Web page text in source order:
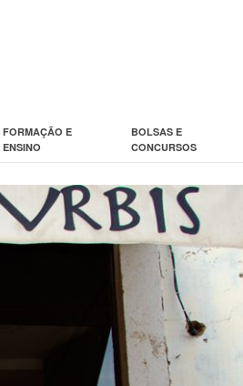
FORMAÇÃO E
ENSINO
BOLSAS E
CONCURSOS